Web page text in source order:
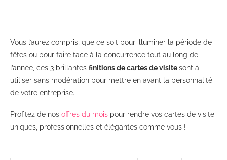
Vous l’aurez compris, que ce soit pour illuminer la période de
fêtes ou pour faire face à la concurrence tout au long de
l’année, ces 3 brillantes finitions de cartes de visitesont à
utiliser sans modération pour mettre en avant la personnalité
de votre entreprise.
Profitez de nos offres du mois pour rendre vos cartes de visite
uniques, professionnelles et élégantes comme vous !